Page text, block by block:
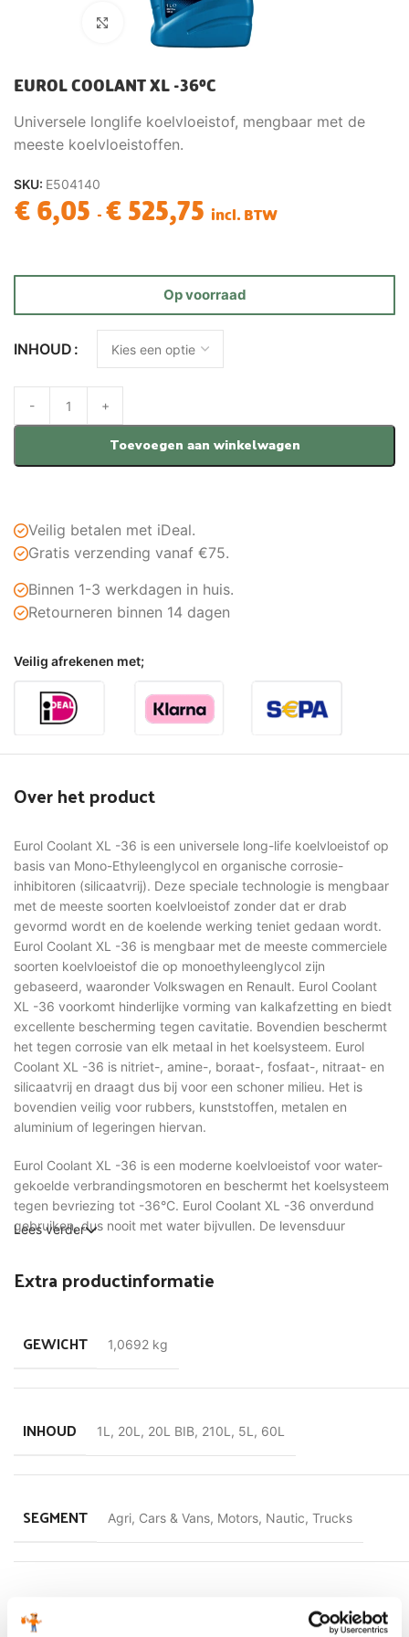
Click to enlarge
EUROL COOLANT XL -36°C
Universele longlife koelvloeistof, mengbaar met de
meeste koelvloeistoffen.
SKU: E504140
€ 6,05 - € 525,75 incl. BTW
Op voorraad
INHOUD
Toevoegen aan winkelwagen
Veilig betalen met iDeal.
Gratis verzending vanaf €75.
Binnen 1-3 werkdagen in huis.
Retourneren binnen 14 dagen
Veilig afrekenen met;
Over het product
Eurol Coolant XL -36 is een universele long-life koelvloeistof op
basis van Mono-Ethyleenglycol en organische corrosie-
inhibitoren (silicaatvrij). Deze speciale technologie is mengbaar
met de meeste soorten koelvloeistof zonder dat er drab
gevormd wordt en de koelende werking teniet gedaan wordt.
Eurol Coolant XL -36 is mengbaar met de meeste commerciele
soorten koelvloeistof die op monoethyleenglycol zijn
gebaseerd, waaronder Volkswagen en Renault. Eurol Coolant
XL -36 voorkomt hinderlijke vorming van kalkafzetting en biedt
excellente bescherming tegen cavitatie. Bovendien beschermt
het tegen corrosie van elk metaal in het koelsysteem. Eurol
Coolant XL -36 is nitriet-, amine-, boraat-, fosfaat-, nitraat- en
silicaatvrij en draagt dus bij voor een schoner milieu. Het is
bovendien veilig voor rubbers, kunststoffen, metalen en
aluminium of legeringen hiervan.
Eurol Coolant XL -36 is een moderne koelvloeistof voor water-
gekoelde verbrandingsmotoren en beschermt het koelsysteem
tegen bevriezing tot -36°C. Eurol Coolant XL -36 onverdund
gebruiken, dus nooit met water bijvullen. De levensduur
eerst voordoet. Volg altijd de instructie van de fabrikant voor de
Lees verder
Extra productinformatie
GEWICHT 1,0692 kg
INHOUD 1L , 20L , 20L BIB, 210L , 5L , 60L
SEGMENT Agri, Cars & Vans, Motors, Nautic, Trucks